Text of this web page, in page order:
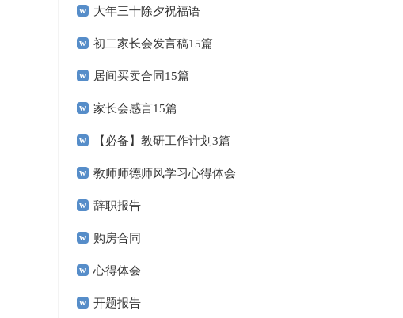
大年三十除夕祝福语
初二家长会发言稿15篇
居间买卖合同15篇
家长会感言15篇
【必备】教研工作计划3篇
教师师德师风学习心得体会
辞职报告
购房合同
心得体会
开题报告